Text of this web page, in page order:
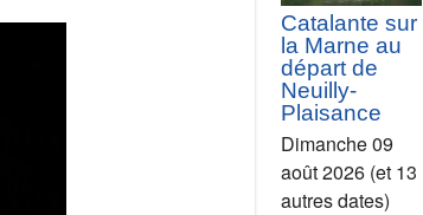
Catalante sur
la Marne au
départ de
Neuilly-
Plaisance
Dimanche 09
août 2026 (et 13
autres dates)